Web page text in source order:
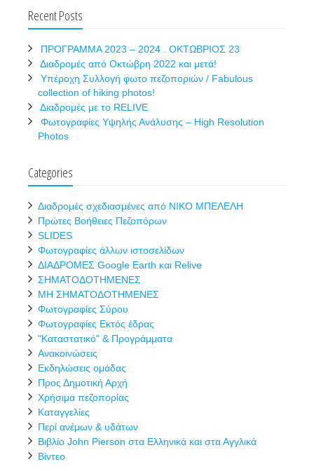
Recent Posts
ΠΡΟΓΡΑΜΜΑ 2023 – 2024 . ΟΚΤΩΒΡΙΟΣ 23
Διαδρομές από Οκτώβρη 2022 και μετά!
Υπέροχη Συλλογή φωτο πεζοποριών / Fabulous
collection of hiking photos!
Διαδρομές με το RELIVE
Φωτογραφίες Υψηλής Ανάλυσης – High Resolution
Photos
Categories
Διαδρομές σχεδιασμένες από ΝΙΚΟ ΜΠΕΛΕΛΗ
Πρώτες Βοήθειες Πεζοπόρων
SLIDES
Φωτογραφίες άλλων ιστοσελίδων
ΔΙΑΔΡΟΜΕΣ Google Earth και Relive
ΣΗΜΑΤΟΔΟΤΗΜΕΝΕΣ
ΜΗ ΣΗΜΑΤΟΔΟΤΗΜΕΝΕΣ
Φωτογραφίες Σύρου
Φωτογραφίες Εκτός έδρας
"Καταστατικό" & Προγράμματα
Ανακοινώσεις
Εκδηλώσεις ομάδας
Προς Δημοτική Αρχή
Χρήσιμα πεζοπορίας
Καταγγελίες
Περί ανέμων & υδάτων
Βιβλίο John Pierson στα Ελληνικά και στα Αγγλικά
Βίντεο